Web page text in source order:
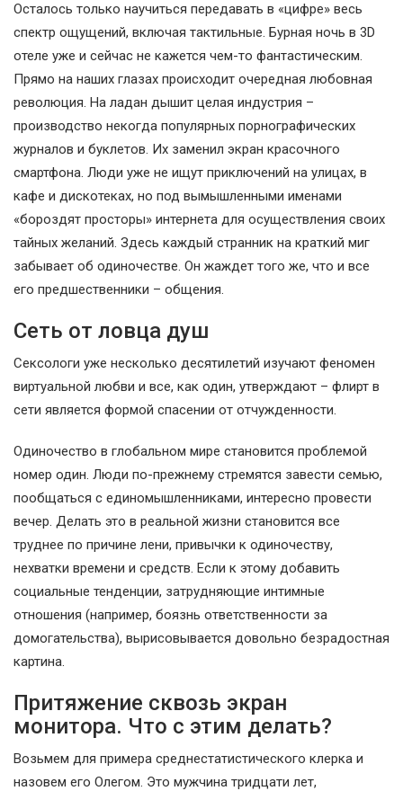
Осталось только научиться передавать в «цифре» весь
спектр ощущений, включая тактильные. Бурная ночь в 3D
отеле уже и сейчас не кажется чем-то фантастическим.
Прямо на наших глазах происходит очередная любовная
революция. На ладан дышит целая индустрия –
производство некогда популярных порнографических
журналов и буклетов. Их заменил экран красочного
смартфона. Люди уже не ищут приключений на улицах, в
кафе и дискотеках, но под вымышленными именами
«бороздят просторы» интернета для осуществления своих
тайных желаний. Здесь каждый странник на краткий миг
забывает об одиночестве. Он жаждет того же, что и все
его предшественники – общения.
Сеть от ловца душ
Сексологи уже несколько десятилетий изучают феномен
виртуальной любви и все, как один, утверждают – флирт в
сети является формой спасении от отчужденности.
Одиночество в глобальном мире становится проблемой
номер один. Люди по-прежнему стремятся завести семью,
пообщаться с единомышленниками, интересно провести
вечер. Делать это в реальной жизни становится все
труднее по причине лени, привычки к одиночеству,
нехватки времени и средств. Если к этому добавить
социальные тенденции, затрудняющие интимные
отношения (например, боязнь ответственности за
домогательства), вырисовывается довольно безрадостная
картина.
Притяжение сквозь экран
монитора. Что с этим делать?
Возьмем для примера среднестатистического клерка и
назовем его Олегом. Это мужчина тридцати лет,